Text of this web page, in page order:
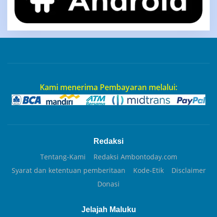
Kami menerima Pembayaran melalui:
Redaksi
Tentang-Kami
Redaksi Ambontoday.com
Syarat dan ketentuan pemberitaan
Kode-Etik
Disclaimer
Donasi
Jelajah Maluku